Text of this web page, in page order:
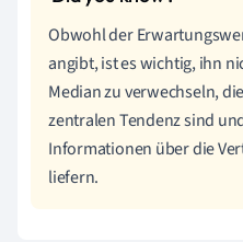
Obwohl der
angibt, ist es wichtig, ihn
Median zu verwechseln,
zentralen Tendenz sind
Informationen über die
liefern.